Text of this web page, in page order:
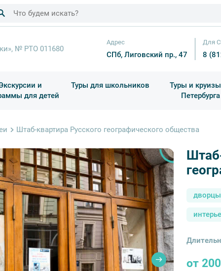
№ РТО 011680
Адрес
СПб, Лиговский пр., 47
Для
8
и
для детей
Туры для школьников
Туры и
Петербурга
Штаб-квартира Русского географического общества
от